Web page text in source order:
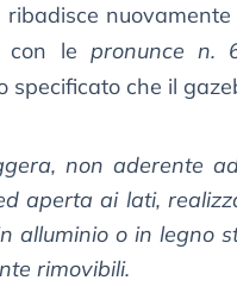
ribadisce
con le pronunce n.
specificato che il
non aderente
aperta ai lati,
alluminio o in legno
rimovibili.